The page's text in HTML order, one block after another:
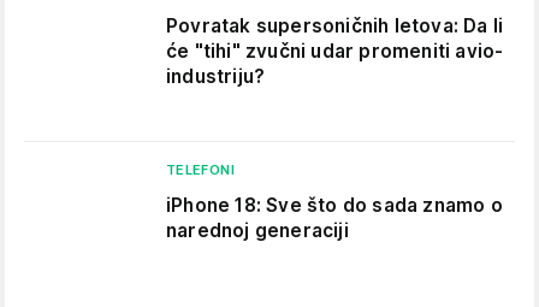
Povratak supersoničnih letova: Da li
će "tihi" zvučni udar promeniti avio-
industriju?
TELEFONI
iPhone 18: Sve što do sada znamo o
narednoj generaciji